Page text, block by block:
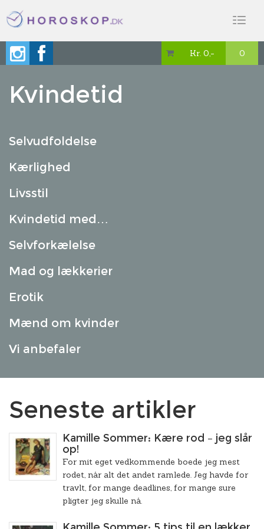
 Kr. 0,- 0
Kvindetid
Selvudfoldelse
Kærlighed
Livsstil
Kvindetid med…
Selvforkælelse
Mad og lækkerier
Erotik
Mænd om kvinder
Vi anbefaler
Seneste artikler
Kamille Sommer: Kære rod – jeg slår
op!
For mit eget vedkommende boede jeg mest
rodet, når alt det andet ramlede. Jeg havde for
travlt, for mange deadlines, for mange sure
pligter jeg skulle nå.